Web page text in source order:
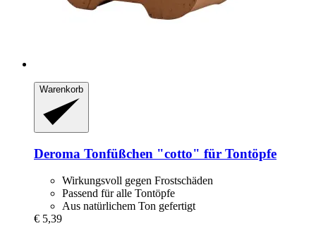
Warenkorb
Deroma Tonfüßchen "cotto" für Tontöpfe
Wirkungsvoll gegen Frostschäden
Passend für alle Tontöpfe
Aus natürlichem Ton gefertigt
€ 5,39